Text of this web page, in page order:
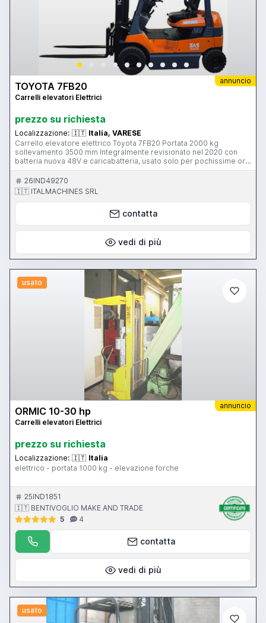
annuncio
TOYOTA 7FB20
Carrelli elevatori Elettrici
prezzo su richiesta
Localizzazione: 🇮🇹 Italia, VARESE
Carrello elevatore elettrico Toyota 7FB20 Portata 2000 kg
sollevamento 3500 mm Integralmente revisionato nel 2020 con
batteria nuova 48V e caricabatteria, usato solo per pochissime ore
dopo la revisione, completo di manuale d'uso e dichiarazione CE,
adeguato alle normativa vigenti, munito di traslatore e sistema di
stabilità attiva (SAS) Ottimo stato, perfettamente funzionante,
visionabile e disponibile per ogni prova Specifiche Condizioni:
Revisionato integralmente nel 2020 Matricola 20324 Portata: 2000
Kg Altezza sollevamento max : 3500 mm Sistema di stabilità attiva
(SAS) Trasmissione: Meccanica Ruote: Superelastiche Batteria: 48
Volt Dotazione Batteria Caricacatteria Traslatore Manuale d'uso
26IND49270
🇮🇹 ITALMACHINES SRL
contatta
vedi di più
usato
annuncio
ORMIC 10-30 hp
Carrelli elevatori Elettrici
prezzo su richiesta
Localizzazione: 🇮🇹 Italia
elettrico - portata 1000 kg - elevazione forche
25IND1851
🇮🇹 BENTIVOGLIO MAKE AND TRADE
5
4
contatta
vedi di più
usato